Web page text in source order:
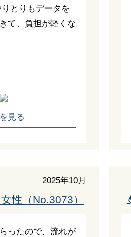
とりもデータを
て、負担が軽くな
見る
2025年10月
性（No.3073）
ったので、流れが